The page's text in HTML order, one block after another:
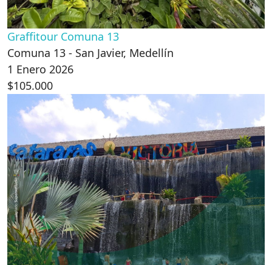
Graffitour Comuna 13
Comuna 13 - San Javier, Medellín
1 Enero 2026
$105.000